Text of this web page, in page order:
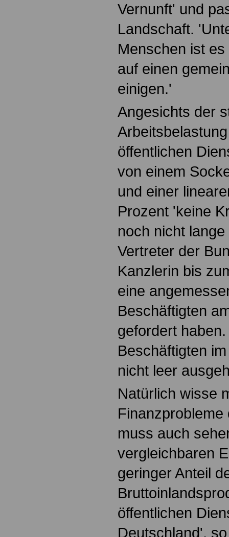
Vernunft' und
Landschaft.
Menschen ist
auf einen
einigen.'
Angesichts der
öffentlichen
von einem
und einer
Prozent 'keine
noch nicht
Vertreter der
Kanzlerin bis
eine
Beschäftigten
gefordert
Beschäftigten
nicht leer
Natürlich wisse
muss auch
vergleichbaren
geringer Anteil
öffentlichen
Deutschland',